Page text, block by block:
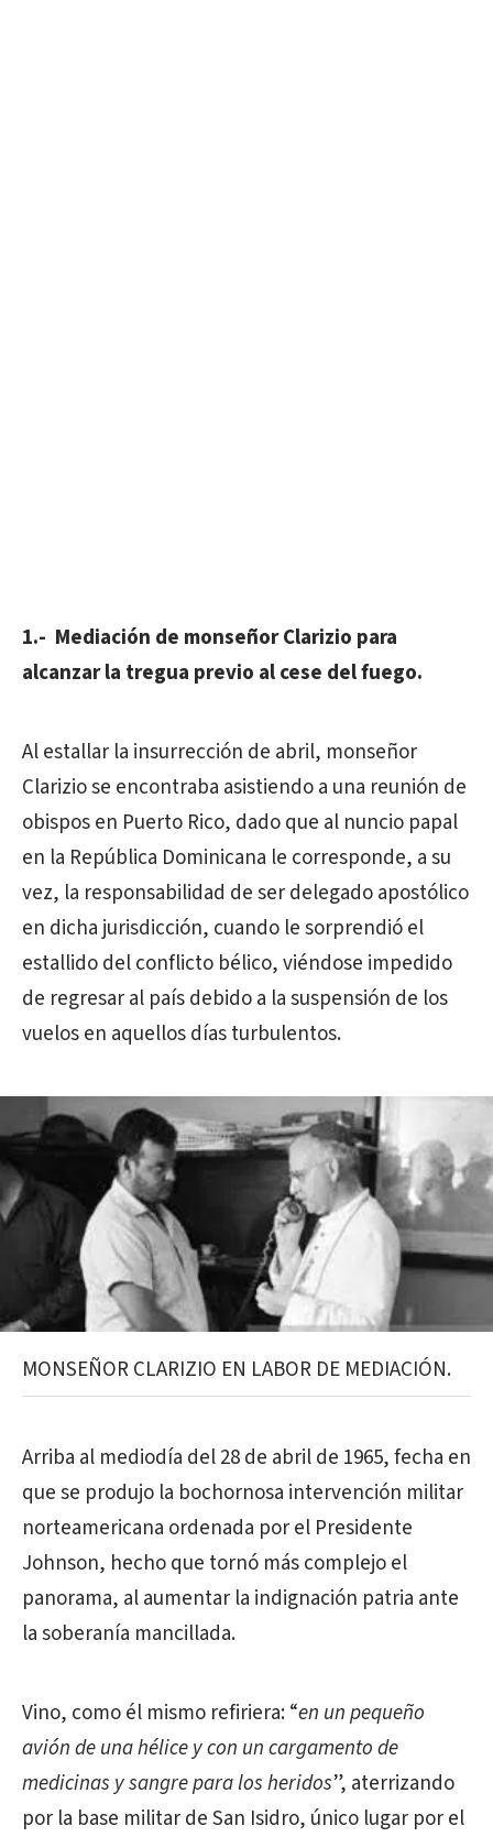
1.- Mediación de monseñor Clarizio para
alcanzar la tregua previo al cese del fuego.
Al estallar la insurrección de abril, monseñor
Clarizio se encontraba asistiendo a una reunión de
obispos en Puerto Rico, dado que al nuncio papal
en la República Dominicana le corresponde, a su
vez, la responsabilidad de ser delegado apostólico
en dicha jurisdicción, cuando le sorprendió el
estallido del conflicto bélico, viéndose impedido
de regresar al país debido a la suspensión de los
vuelos en aquellos días turbulentos.
MONSEÑOR CLARIZIO EN LABOR DE MEDIACIÓN.
Arriba al mediodía del 28 de abril de 1965, fecha en
que se produjo la bochornosa intervención militar
norteamericana ordenada por el Presidente
Johnson, hecho que tornó más complejo el
panorama, al aumentar la indignación patria ante
la soberanía mancillada.
Vino, como él mismo refiriera: “en un pequeño
avión de una hélice y con un cargamento de
medicinas y sangre para los heridos”, aterrizando
por la base militar de San Isidro, único lugar por el